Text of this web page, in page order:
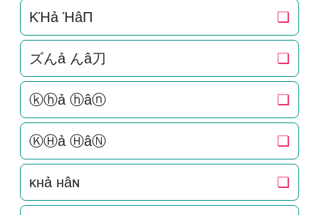
KΉả ΉâП ❏
ズんả んâ刀 ❏
ⓚⓗả ⓗâⓝ ❏
ⓀⒽả ⒽâⓃ ❏
κнả нâɴ ❏